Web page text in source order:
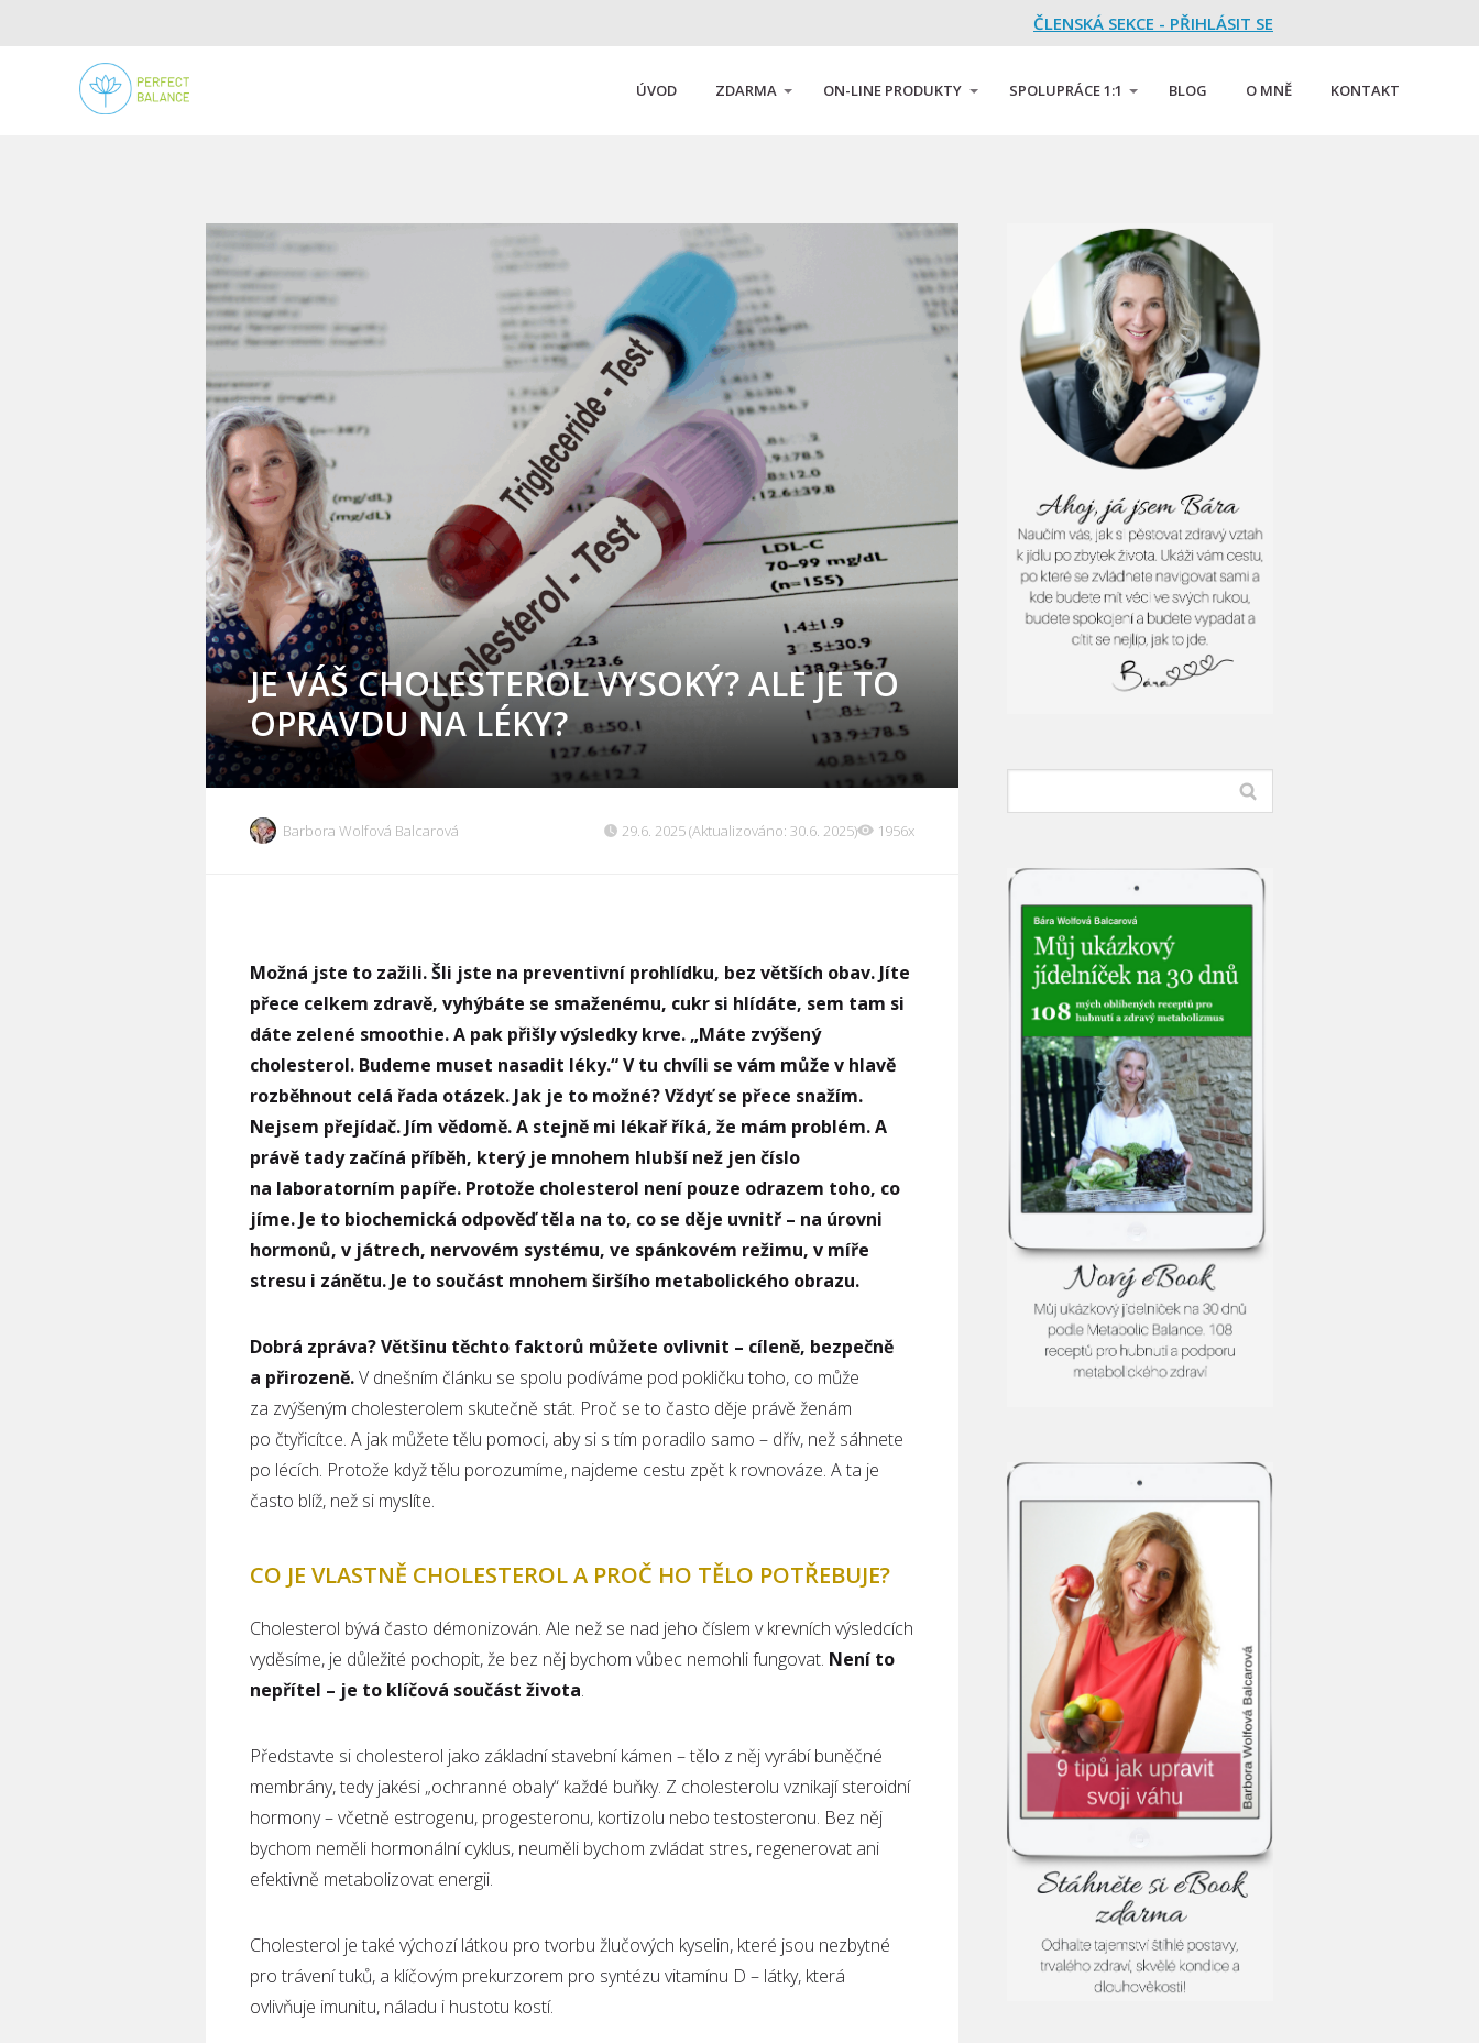
ČLENSKÁ SEKCE - PŘIHLÁSIT SE
ÚVOD ZDARMA ON-LINE PRODUKTY SPOLUPRÁCE 1:1 BLOG O MNĚ KONTAKT
JE VÁŠ CHOLESTEROL VYSOKÝ? ALE JE TO
OPRAVDU NA LÉKY?
Barbora Wolfová Balcarová 29.6. 2025 (Aktualizováno: 30.6. 2025) 1956x
Možná jste to zažili. Šli jste na preventivní prohlídku, bez větších obav. Jíte
přece celkem zdravě, vyhýbáte se smaženému, cukr si hlídáte, sem tam si
dáte zelené smoothie. A pak přišly výsledky krve. „Máte zvýšený
cholesterol. Budeme muset nasadit léky.“ V tu chvíli se vám může v hlavě
rozběhnout celá řada otázek. Jak je to možné? Vždyť se přece snažím.
Nejsem přejídač. Jím vědomě. A stejně mi lékař říká, že mám problém. A
právě tady začíná příběh, který je mnohem hlubší než jen číslo
na laboratorním papíře. Protože cholesterol není pouze odrazem toho, co
jíme. Je to biochemická odpověď těla na to, co se děje uvnitř – na úrovni
hormonů, v játrech, nervovém systému, ve spánkovém režimu, v míře
stresu i zánětu. Je to součást mnohem širšího metabolického obrazu.
Dobrá zpráva? Většinu těchto faktorů můžete ovlivnit – cíleně, bezpečně
a přirozeně.V dnešním článku se spolu podíváme pod pokličku toho, co může
za zvýšeným cholesterolem skutečně stát. Proč se to často děje právě ženám
po čtyřicítce. A jak můžete tělu pomoci, aby si s tím poradilo samo – dřív, než sáhnete
po lécích. Protože když tělu porozumíme, najdeme cestu zpět k rovnováze. A ta je
často blíž, než si myslíte.
CO JE VLASTNĚ CHOLESTEROL A PROČ HO TĚLO POTŘEBUJE?
Cholesterol bývá často démonizován. Ale než se nad jeho číslem v krevních výsledcích
vyděsíme, je důležité pochopit, že bez něj bychom vůbec nemohli fungovat. Není to
nepřítel – je to klíčová součást života.
Představte si cholesterol jako základní stavební kámen – tělo z něj vyrábí buněčné
membrány, tedy jakési „ochranné obaly“ každé buňky. Z cholesterolu vznikají steroidní
hormony – včetně estrogenu, progesteronu, kortizolu nebo testosteronu. Bez něj
bychom neměli hormonální cyklus, neuměli bychom zvládat stres, regenerovat ani
efektivně metabolizovat energii.
Cholesterol je také výchozí látkou pro tvorbu žlučových kyselin, které jsou nezbytné
pro trávení tuků, a klíčovým prekurzorem pro syntézu vitamínu D – látky, která
ovlivňuje imunitu, náladu i hustotu kostí.